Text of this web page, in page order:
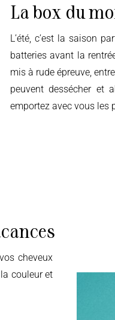
La box du
L’été, c’est la saison parfaite pour se prélasser au bord de la piscine, se détendre et recharger les
batteries avant la
mis à rude épreuve,
peuvent dessécher et
emportez avec vous les
couleur et